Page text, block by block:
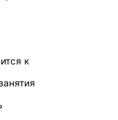
к